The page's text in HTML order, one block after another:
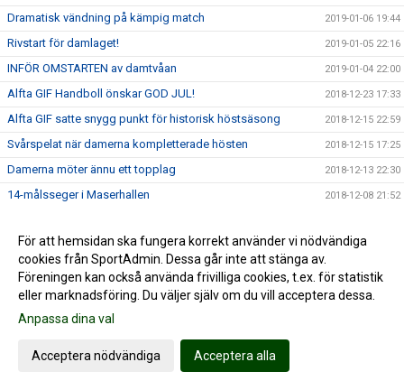
Dramatisk vändning på kämpig match 2019-01-06 19:44
Rivstart för damlaget! 2019-01-05 22:16
INFÖR OMSTARTEN av damtvåan 2019-01-04 22:00
Alfta GIF Handboll önskar GOD JUL! 2018-12-23 17:33
Alfta GIF satte snygg punkt för historisk höstsäsong 2018-12-15 22:59
Svårspelat när damerna kompletterade hösten 2018-12-15 17:25
Damerna möter ännu ett topplag 2018-12-13 22:30
14-målsseger i Maserhallen 2018-12-08 21:52
Händelserikt toppmöte mot Rosersberg 2018-12-02 17:04
INFÖR Rosersberg hemma med Moa 2018-11-29 23:07
Handbollshöjdare i Decemberdrag 2018-11-26 23:19
Stabil hemmaseger = 7:e raka
För att hemsidan ska fungera korrekt använder vi nödvändiga
cookies från SportAdmin. Dessa går inte att stänga av.
Föreningen kan också använda frivilliga cookies, t.ex. för statistik
eller marknadsföring. Du väljer själv om du vill acceptera dessa.
Anpassa dina val
Acceptera nödvändiga Acceptera alla